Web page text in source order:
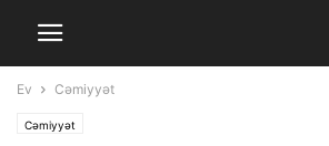
Ev Cəmiyyət
Cəmiyyət